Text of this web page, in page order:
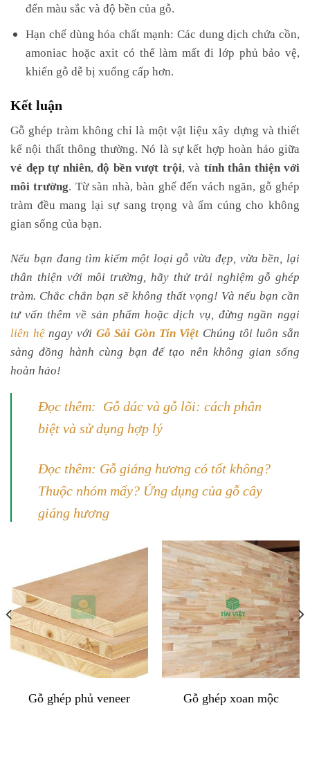
đến màu sắc và độ bền của gỗ.
Hạn chế dùng hóa chất mạnh: Các dung dịch chứa cồn,
amoniac hoặc axit có thể làm mất đi lớp phủ bảo vệ,
khiến gỗ dễ bị xuống cấp hơn.
Kết luận
Gỗ ghép tràm không chỉ là một vật liệu xây dựng và thiết
kế nội thất thông thường. Nó là sự kết hợp hoàn hảo giữa
vẻ đẹp tự nhiên, độ bền vượt trội , và tính thân thiện với
môi trường . Từ sàn nhà, bàn ghế đến vách ngăn, gỗ ghép
tràm đều mang lại sự sang trọng và ấm cúng cho không
gian sống của bạn.
Nếu bạn đang tìm kiếm một loại gỗ vừa đẹp, vừa bền, lại
thân thiện với môi trường, hãy thử trải nghiệm gỗ ghép
tràm. Chắc chắn bạn sẽ không thất vọng! Và nếu bạn cần
tư vấn thêm về sản phẩm hoặc dịch vụ, đừng ngần ngại
liên hệngay với Gỗ Sài Gòn Tín Việt Chúng tôi luôn sẵn
sàng đồng hành cùng bạn để tạo nên không gian sống
hoàn hảo!
Đọc thêm: Gỗ dác và gỗ lõi: cách phân
biệt và sử dụng hợp lý
Đọc thêm: Gỗ giáng hương có tốt không?
Thuộc nhóm mấy? Ứng dụng của gỗ cây
giáng hương
Gỗ ghép phủ veneer Gỗ ghép xoan mộc